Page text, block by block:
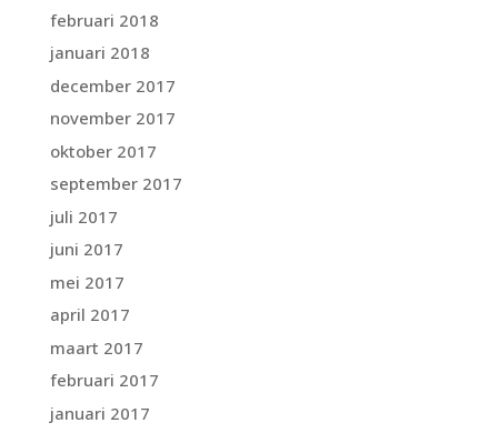
februari 2018
januari 2018
december 2017
november 2017
oktober 2017
september 2017
juli 2017
juni 2017
mei 2017
april 2017
maart 2017
februari 2017
januari 2017